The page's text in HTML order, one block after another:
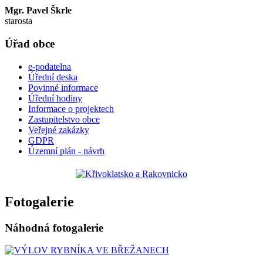
Mgr. Pavel Škrle
starosta
Úřad obce
e-podatelna
Úřední deska
Povinné informace
Úřední hodiny
Informace o projektech
Zastupitelstvo obce
Veřejné zakázky
GDPR
Územní plán - návrh
Fotogalerie
Náhodná fotogalerie